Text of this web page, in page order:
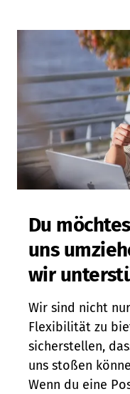
Du
uns
wir
Wir sind nicht
Flexibilität zu
sicherstellen,
uns stoßen
Wenn du eine